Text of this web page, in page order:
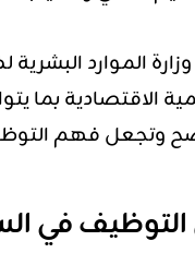
الموارد
الاقتصادية بما
وتجعل فهم
التوظيف في